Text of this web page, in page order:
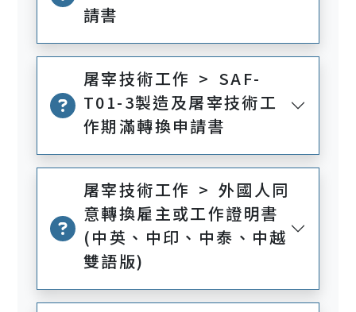
請書
屠宰技術工作 > SAF-
T01-3製造及屠宰技術工
作期滿轉換申請書
屠宰技術工作 > 外國人同
意轉換雇主或工作證明書
(中英、中印、中泰、中越
雙語版)